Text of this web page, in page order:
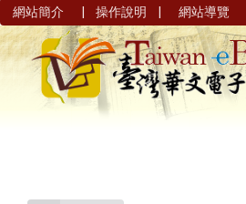
網站簡介 | 操作說明 | 網站導覽